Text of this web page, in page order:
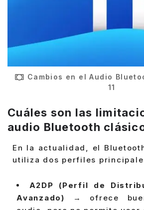
Cambios en el Audio
11
Cuáles son las
audio Bluetooth
En la actualidad, el
utiliza dos perfiles
A2DP (Perfil de
Avanzado) → ofrece